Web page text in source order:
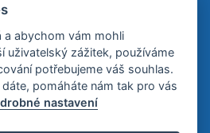
a abychom vám mohli
uživatelský zážitek, používáme
potřebujeme váš souhlas.
pomáháte nám tak pro vás
nastavení